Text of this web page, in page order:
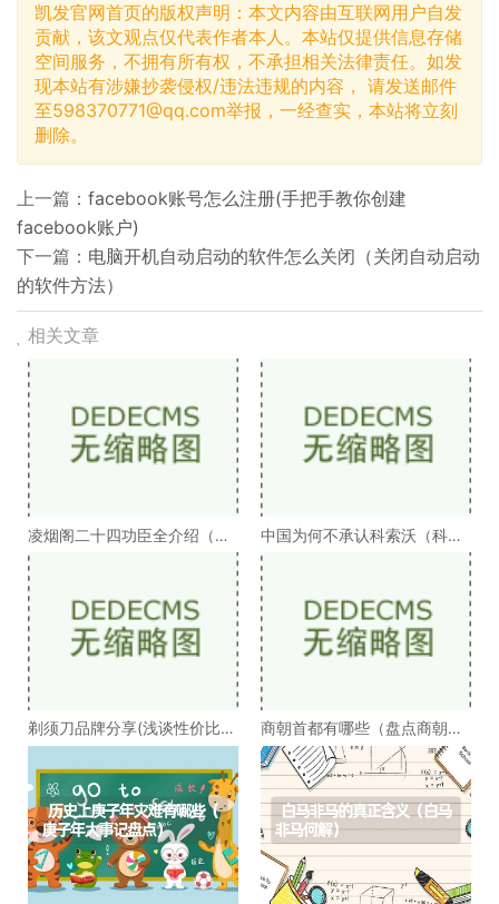
凯发官网首页的版权声明：本文内容由互联网用户自发
贡献，该文观点仅代表作者本人。本站仅提供信息存储
空间服务，不拥有所有权，不承担相关法律责任。如发
现本站有涉嫌抄袭侵权/违法违规的内容， 请发送邮件
至598370771@qq.com举报，一经查实，本站将立刻
删除。
上一篇： facebook账号怎么注册(手把手教你创建
facebook账户)
下一篇： 电脑开机自动启动的软件怎么关闭（关闭自动启动
的软件方法）
相关文章
凌烟阁二十四功臣全介绍（凌
烟阁二十四功臣排
中国为何不承认科索沃（科索
沃为何不被承认）
剃须刀品牌分享(浅谈性价比高
的剃须刀品牌）
商朝首都有哪些（盘点商朝的
十几个首都）